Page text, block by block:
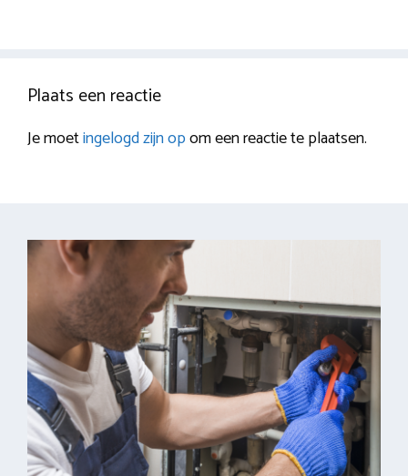
Plaats een reactie
Je moetingelogd zijn opom een reactie te plaatsen.